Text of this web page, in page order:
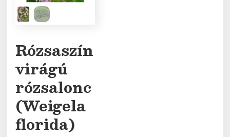
Rózsaszín
virágú
rózsalonc
(Weigela
florida)